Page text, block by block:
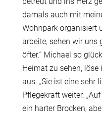
damals auch mit
Wohnpark organisiert
arbeite, sehen wir uns
öfter.“ Michael so
Heimat zu sehen,
aus. „Sie ist eine sehr
Pflegekraft weiter.
ein harter Brocken,